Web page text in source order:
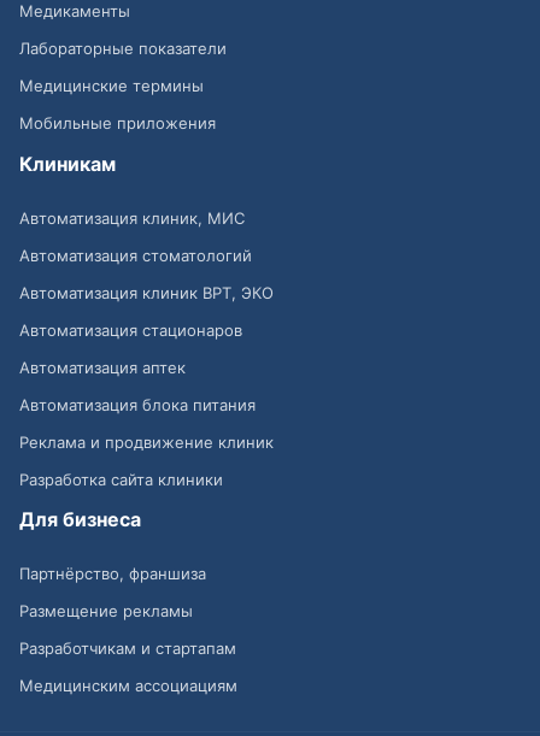
Медикаменты
Лабораторные показатели
Медицинские термины
Мобильные приложения
Клиникам
Автоматизация клиник, МИС
Автоматизация стоматологий
Автоматизация клиник ВРТ, ЭКО
Автоматизация стационаров
Автоматизация аптек
Автоматизация блока питания
Реклама и продвижение клиник
Разработка сайта клиники
Для бизнеса
Партнёрство, франшиза
Размещение рекламы
Разработчикам и стартапам
Медицинским ассоциациям